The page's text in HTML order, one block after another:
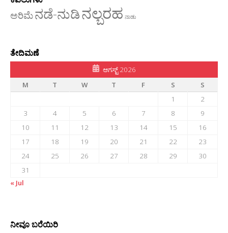
ಅರಿಮೆನಡೆ-ನುಡಿನಲ್ಬರಹ ನಾಡು
ತೇದಿಮಣೆ
ಆಗಸ್ಟ್ 2026
M
T W T F S
S
1
2
3
4 5 6 7 8
9
10
11 12 13 14 15
16
17
18 19 20 21 22
23
24
25 26 27 28 29
30
31
« Jul
ನೀವೂ ಬರೆಯಿರಿ